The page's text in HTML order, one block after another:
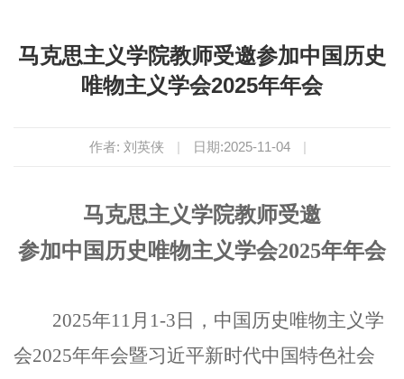
马克思主义学院教师受邀参加中国历史
唯物主义学会2025年年会
作者: 刘英侠 | 日期:2025-11-04 |
马克思主义学院教师受邀
参加中国历史唯物主义学会2025年年会
2025年11月1-3日，中国历史唯物主义学
会2025年年会暨习近平新时代中国特色社会